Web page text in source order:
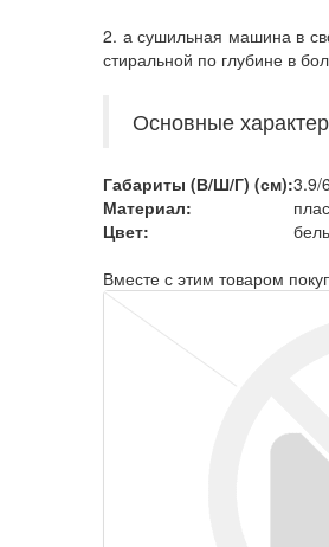
2. а сушильная машина в
стиральной по глубине в
Основные
Габариты (В/Ш/Г) (см):3.9/
Материал:
Цвет:
Вместе с этим товаром